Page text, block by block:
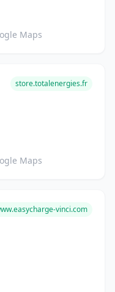
Maps
store.totalenergies.fr
Maps
vinci.com